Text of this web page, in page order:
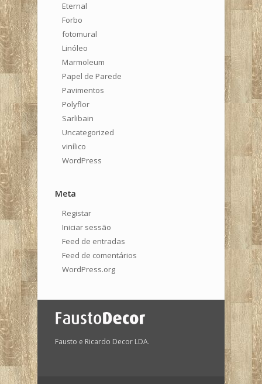
Eternal
Forbo
fotomural
Linóleo
Marmoleum
Papel de Parede
Pavimentos
Polyflor
Sarlibain
Uncategorized
vinílico
WordPress
Meta
Registar
Iniciar sessão
Feed de entradas
Feed de comentários
WordPress.org
Fausto e Ricardo Decor LDA.